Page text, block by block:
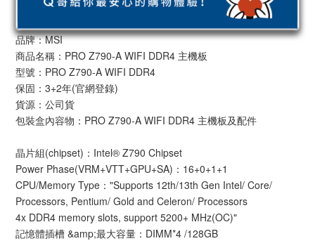
品牌：MSI
商品名稱：PRO Z790-A WIFI DDR4 主機板
型號：PRO Z790-A WIFI DDR4
保固：3+2年(官網登錄)
貨源：公司貨
包裝盒內容物：PRO Z790-A WIFI DDR4 主機板及配件
晶片組(chipset)：Intel® Z790 Chipset
Power Phase(VRM+VTT+GPU+SA)：16+0+1+1
CPU/Memory Type："Supports 12th/13th Gen Intel/ Core/
Processors, Pentium/ Gold and Celeron/ Processors
4x DDR4 memory slots, support 5200+ MHz(OC)"
記憶體插槽 &amp;最大容量：DIMM*4 /128GB